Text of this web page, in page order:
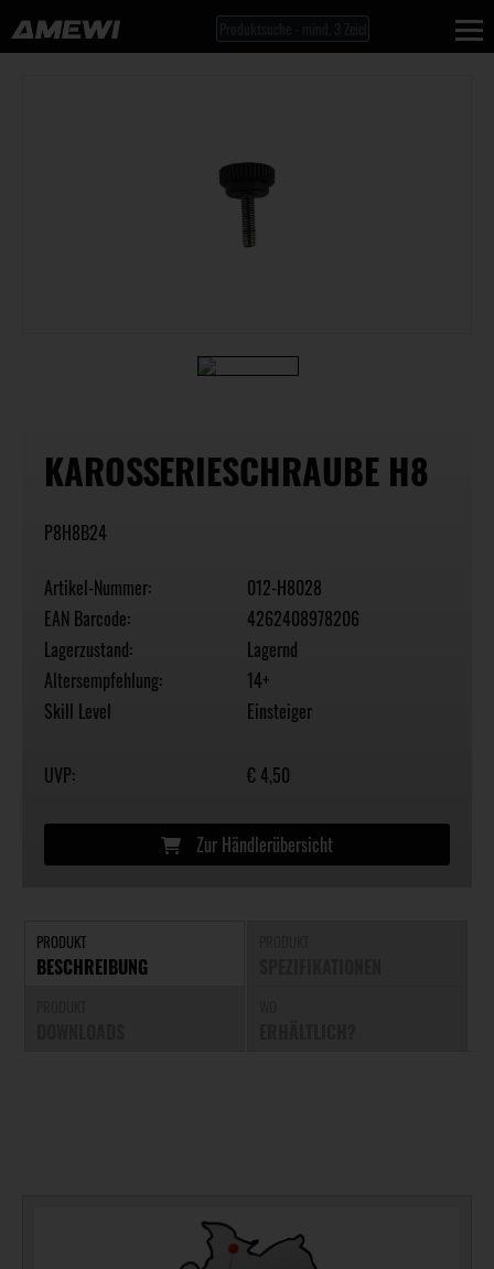
KAROSSERIESCHRAUBE H8
P8H8B24
Artikel-Nummer:
012-H8028
EAN Barcode:
4262408978206
Lagerzustand:
Lagernd
Altersempfehlung:
14+
Skill Level
Einsteiger
UVP: € 4,50
Zur Händlerübersicht
PRODUKT
BESCHREIBUNG